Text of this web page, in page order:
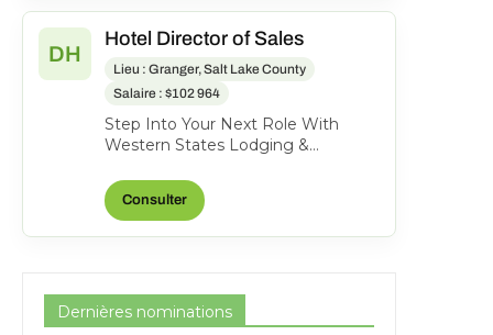
DH
Hotel Director of Sales
Lieu : Granger, Salt Lake County
Salaire : $102 964
Step Into Your Next Role With
Western States Lodging &
Hotel Director of Sales in West...
Consulter
Dernières nominations